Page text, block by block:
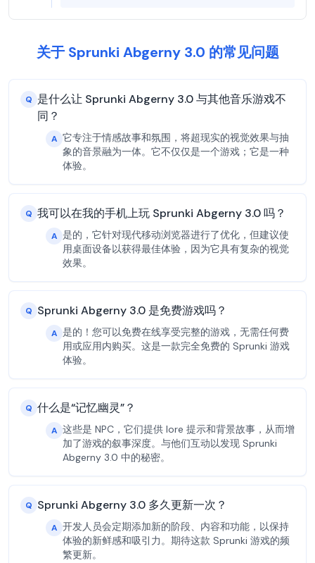
关于 Sprunki Abgerny 3.0 的常见问题
Q 是什么让 Sprunki Abgerny 3.0 与其他音乐游戏不
同？
A 它专注于情感故事和氛围，将超现实的视觉效果与抽
象的音景融为一体。它不仅仅是一个游戏；它是一种
体验。
Q 我可以在我的手机上玩 Sprunki Abgerny 3.0 吗？
A 是的，它针对现代移动浏览器进行了优化，但建议使
用桌面设备以获得最佳体验，因为它具有复杂的视觉
效果。
Q Sprunki Abgerny 3.0 是免费游戏吗？
A 是的！您可以免费在线享受完整的游戏，无需任何费
用或应用内购买。这是一款完全免费的 Sprunki 游戏
体验。
Q 什么是“记忆幽灵”？
A 这些是 NPC，它们提供 lore 提示和背景故事，从而增
加了游戏的叙事深度。与他们互动以发现 Sprunki
Abgerny 3.0 中的秘密。
Q Sprunki Abgerny 3.0 多久更新一次？
A 开发人员会定期添加新的阶段、内容和功能，以保持
体验的新鲜感和吸引力。期待这款 Sprunki 游戏的频
繁更新。